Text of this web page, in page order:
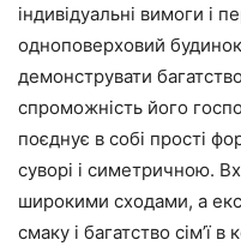
індивідуальні вимоги і
одноповерховий
демонструвати
спроможність його
поєднує в собі прості
суворі і симетричною.
широкими сходами, а
смаку і багатство сім’ї в